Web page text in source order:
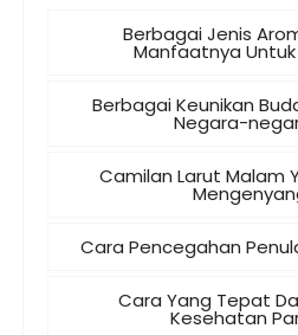
Berbagai Jenis
Manfaatnya
Berbagai Keunikan
Negara-
Camilan Larut Malam
Cara Pencegahan
Cara Yang Tepat
Kesehatan